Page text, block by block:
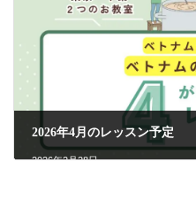
2026年4月のレッスン予定
2026年2月28日